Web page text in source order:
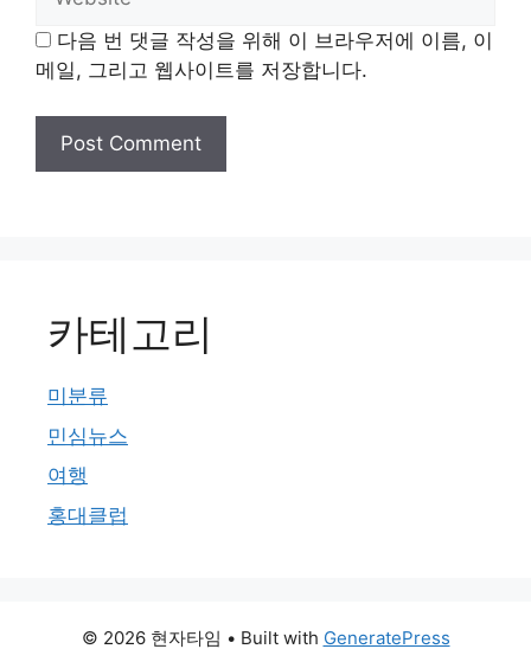
다음 번 댓글 작성을 위해 이 브라우저에 이름, 이
메일, 그리고 웹사이트를 저장합니다.
카테고리
미분류
민심뉴스
여행
홍대클럽
© 2026 현자타임 • Built with GeneratePress